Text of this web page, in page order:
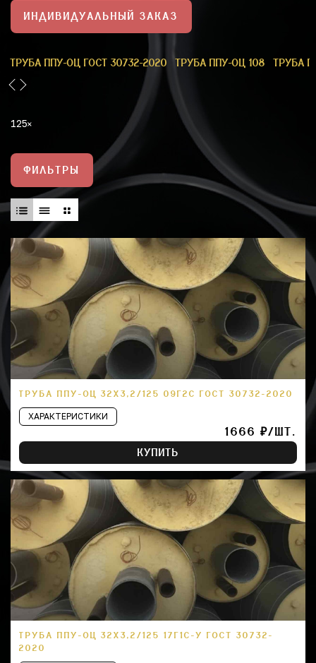
ИНДИВИДУАЛЬНЫЙ ЗАКАЗ
ТРУБА ППУ-ОЦ ГОСТ 30732-2020 ТРУБА ППУ-ОЦ 108 ТРУБА
125
ФИЛЬТРЫ
ТРУБА ППУ-ОЦ 32Х3,2/125 09Г2С ГОСТ 30732-2020
ХАРАКТЕРИСТИКИ
1666 ₽/ШТ.
КУПИТЬ
ТРУБА ППУ-ОЦ 32Х3,2/125 17Г1С-У ГОСТ 30732-
2020